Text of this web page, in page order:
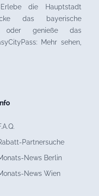
die Hauptstadt
das bayerische
oder genieße das
Mehr sehen,
Info
Partnersuche
News Berlin
News Wien